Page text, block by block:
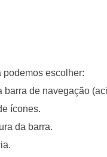
podemos escolher:
barra de navegação
ícones.
da barra.